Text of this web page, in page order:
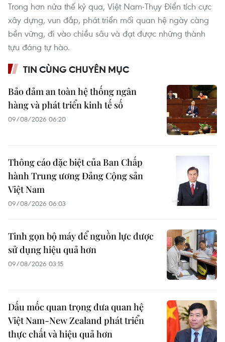
Trong hơn nửa thế kỷ qua, Việt Nam-Thụy Điển tích cực
xây dựng, vun đắp, phát triển mối quan hệ ngày càng
bền vững, đi vào chiều sâu và đạt được những thành
tựu đáng tự hào.
TIN CÙNG CHUYÊN MỤC
Bảo đảm an toàn hệ thống ngân
hàng và phát triển kinh tế số
09/08/2026 06:20
Thông cáo đặc biệt của Ban Chấp
hành Trung ương Đảng Cộng sản
Việt Nam
09/08/2026 06:03
Tinh gọn bộ máy để nguồn lực được
sử dụng hiệu quả hơn
09/08/2026 03:15
Dấu mốc quan trọng đưa quan hệ
Việt Nam-New Zealand phát triển
thực chất và hiệu quả hơn